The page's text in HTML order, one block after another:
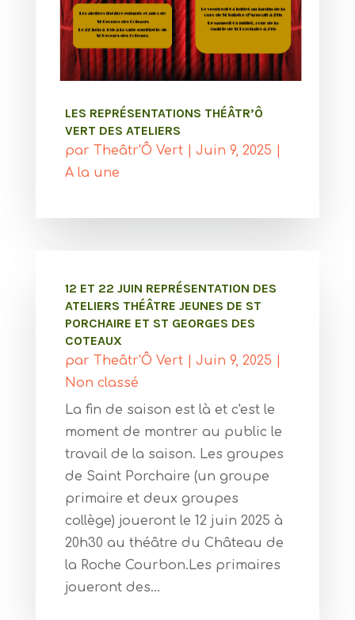
LES REPRÉSENTATIONS THÉÂTR’Ô
VERT DES ATELIERS
par Theâtr'Ô Vert| Juin 9, 2025
A la une
12 ET 22 JUIN REPRÉSENTATION DES
ATELIERS THÉÂTRE JEUNES DE ST
PORCHAIRE ET ST GEORGES DES
COTEAUX
par Theâtr'Ô Vert| Juin 9, 2025
Non classé
La fin de saison est là et c'est le
moment de montrer au public le
travail de la saison. Les groupes
de Saint Porchaire (un groupe
primaire et deux groupes
collège) joueront le 12 juin 2025 à
20h30 au théâtre du Château de
la Roche Courbon.Les primaires
joueront des...